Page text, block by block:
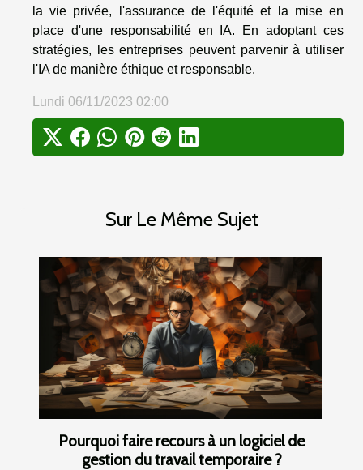
Sur Le Même Sujet
Pourquoi faire recours à un logiciel de
gestion du travail temporaire ?
la vie privée, l'assurance de l'équité et la mise en
place d'une responsabilité en IA. En adoptant ces
stratégies, les entreprises peuvent parvenir à utiliser
l'IA de manière éthique et responsable.
Lundi 06/11/2023 02:00